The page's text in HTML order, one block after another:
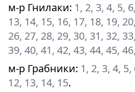
м-р Гнилаки: 1, 2, 3, 4, 5,
13, 14, 15, 16, 17, 18, 19,
26, 27, 28, 29, 30, 31, 32,
39, 40, 41, 42, 43, 44, 45,
м-р Грабники: 1, 2, 3, 4,
12, 13, 14, 15.